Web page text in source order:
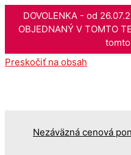
DOVOLENKA - od
OBJEDNANÝ V TOMTO
Preskočiť na obsah
Nezáväzná cenová